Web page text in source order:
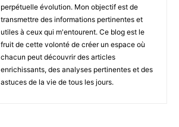
perpétuelle évolution. Mon objectif est de
transmettre des informations pertinentes et
utiles à ceux qui m'entourent. Ce blog est le
fruit de cette volonté de créer un espace où
chacun peut découvrir des articles
enrichissants, des analyses pertinentes et des
astuces de la vie de tous les jours.